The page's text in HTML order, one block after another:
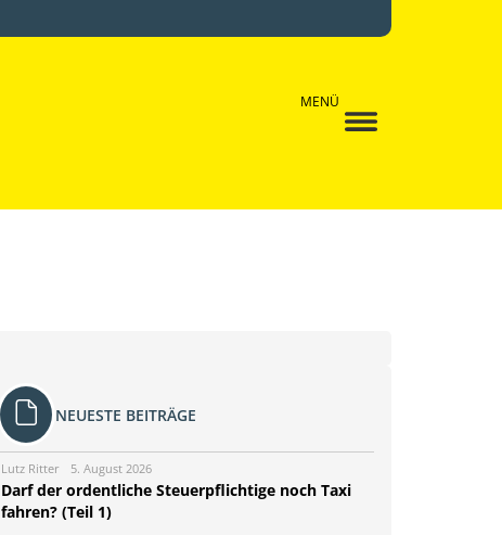
MENÜ
NEUESTE BEITRÄGE
Lutz Ritter 5. August 2026
Darf der ordentliche Steuerpflichtige noch Taxi
fahren? (Teil 1)